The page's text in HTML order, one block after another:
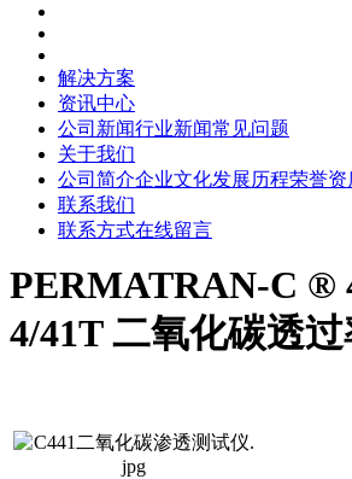
解决方案
资讯中心
公司新闻行业新闻常见问题
关于我们
公司简介企业文化发展历程荣誉资
联系我们
联系方式在线留言
PERMATRAN-C ®
4/41T 二氧化碳透